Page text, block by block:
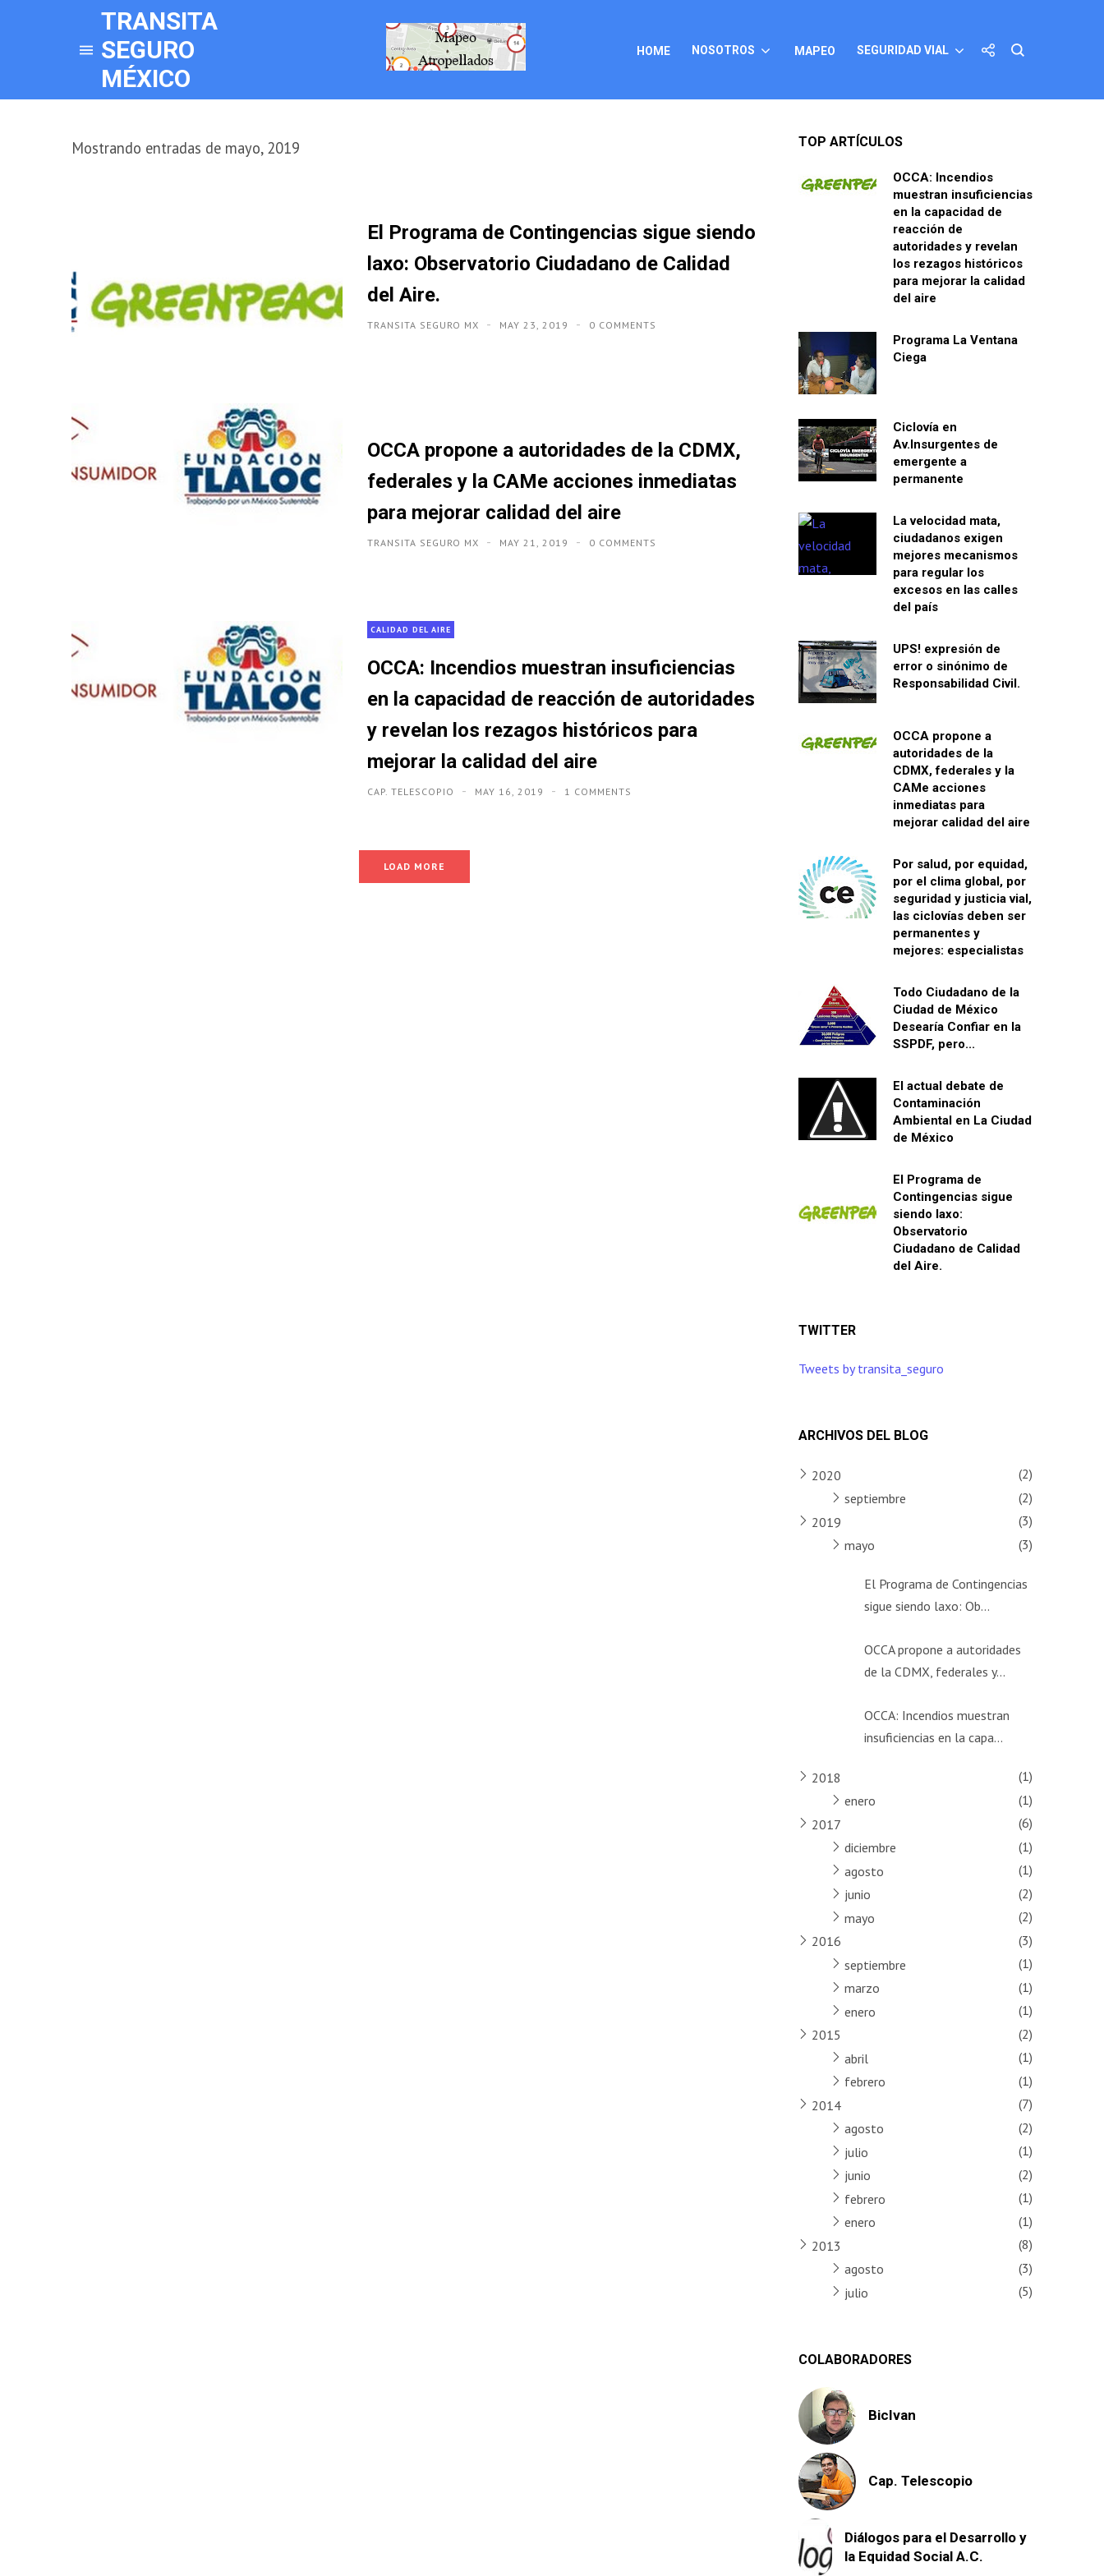
TRANSITA
SEGURO
MÉXICO
HOME NOSOTROS MAPEO SEGURIDAD VIAL
Mostrando entradas de mayo, 2019
El Programa de Contingencias sigue siendo
laxo: Observatorio Ciudadano de Calidad
del Aire.
TRANSITA SEGURO MX MAY 23, 2019 0 COMMENTS
OCCA propone a autoridades de la CDMX,
federales y la CAMe acciones inmediatas
para mejorar calidad del aire
TRANSITA SEGURO MX MAY 21, 2019 0 COMMENTS
CALIDAD DEL AIRE
OCCA: Incendios muestran insuficiencias
en la capacidad de reacción de autoridades
y revelan los rezagos históricos para
mejorar la calidad del aire
CAP. TELESCOPIO MAY 16, 2019 1 COMMENTS
LOAD MORE
TOP ARTÍCULOS
OCCA: Incendios
muestran insuficiencias
en la capacidad de
reacción de
autoridades y revelan
los rezagos históricos
para mejorar la calidad
del aire
Programa La Ventana
Ciega
Ciclovía en
Av.Insurgentes de
emergente a
permanente
La velocidad mata,
ciudadanos exigen
mejores mecanismos
para regular los
excesos en las calles
del país
UPS! expresión de
error o sinónimo de
Responsabilidad Civil.
OCCA propone a
autoridades de la
CDMX, federales y la
CAMe acciones
inmediatas para
mejorar calidad del aire
Por salud, por equidad,
por el clima global, por
seguridad y justicia vial,
las ciclovías deben ser
permanentes y
mejores: especialistas
Todo Ciudadano de la
Ciudad de México
Desearía Confiar en la
SSPDF, pero...
El actual debate de
Contaminación
Ambiental en La Ciudad
de México
El Programa de
Contingencias sigue
siendo laxo:
Observatorio
Ciudadano de Calidad
del Aire.
TWITTER
Tweets by transita_seguro
ARCHIVOS DEL BLOG
2020
(2)
septiembre
(2)
2019
(3)
mayo
(3)
El Programa de Contingencias
sigue siendo laxo: Ob...
OCCA propone a autoridades
de la CDMX, federales y...
OCCA: Incendios muestran
insuficiencias en la capa...
2018
(1)
enero
(1)
2017
(6)
diciembre
(1)
agosto
(1)
junio
(2)
mayo
(2)
2016
(3)
septiembre
(1)
marzo
(1)
enero
(1)
2015
(2)
abril
(1)
febrero
(1)
2014
(7)
agosto
(2)
julio
(1)
junio
(2)
febrero
(1)
enero
(1)
2013
(8)
agosto
(3)
julio
(5)
COLABORADORES
BicIvan
Cap. Telescopio
Diálogos para el Desarrollo y
la Equidad Social A.C.